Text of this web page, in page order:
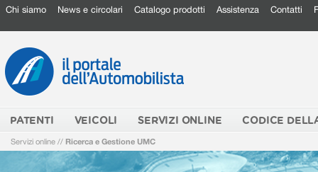
Chi siamo News e circolari Catalogo prodotti Assistenza Contatti
PATENTI VEICOLI SERVIZI ONLINE CODICE
Servizi online // Ricerca e Gestione UMC